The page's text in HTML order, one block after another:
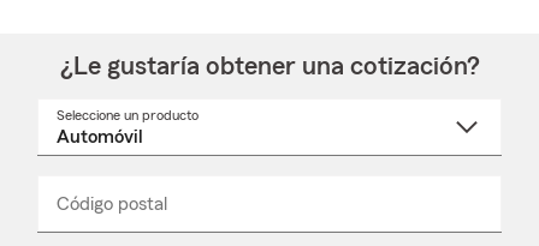
¿Le gustaría obtener una cotización?
Seleccione un producto
desplegable
Código postal
_____